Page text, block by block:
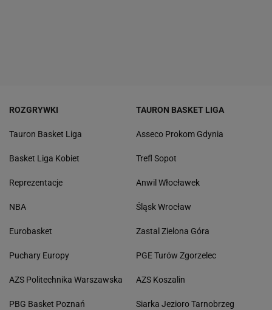
ROZGRYWKI
Tauron Basket Liga
Basket Liga Kobiet
Reprezentacje
NBA
Eurobasket
Puchary Europy
AZS Politechnika Warszawska
PBG Basket Poznań
TAURON BASKET LIGA
Asseco Prokom Gdynia
Trefl Sopot
Anwil Włocławek
Śląsk Wrocław
Zastal Zielona Góra
PGE Turów Zgorzelec
AZS Koszalin
Siarka Jezioro Tarnobrzeg